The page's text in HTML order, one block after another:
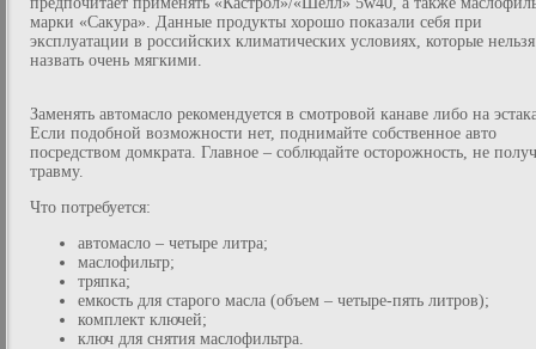
марки «Сакура». Данные продукты хорошо показали себя при
эксплуатации в российских климатических условиях, которые нельзя
назвать очень мягкими.
Заменять автомасло рекомендуется в смотровой канаве либо на
Если подобной возможности нет, поднимайте собственное авто
посредством домкрата. Главное – соблюдайте осторожность, не
травму.
Что потребуется:
автомасло – четыре литра;
маслофильтр;
тряпка;
емкость для старого масла (объем – четыре-пять литров);
комплект ключей;
ключ для снятия маслофильтра.